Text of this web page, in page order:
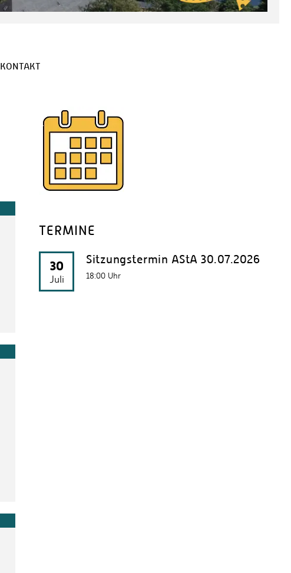
KONTAKT
TERMINE
30
Juli
Sitzungstermin AStA 30.07.2026
18:00 Uhr